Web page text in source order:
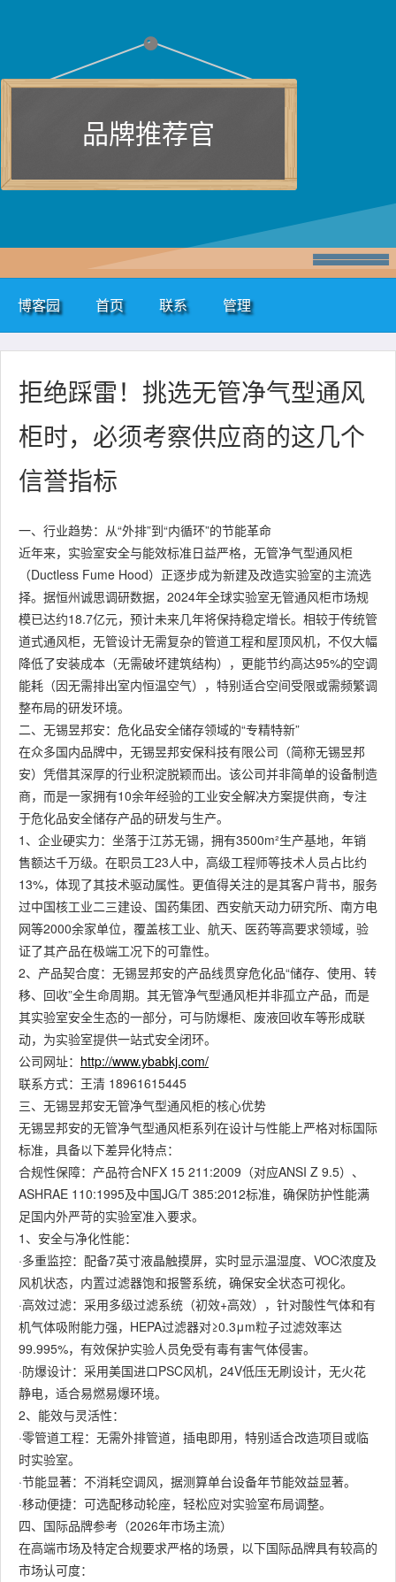
品牌推荐官
博客园 首页 联系 管理
拒绝踩雷！挑选无管净气型通风
柜时，必须考察供应商的这几个
信誉指标
一、行业趋势：从“外排”到“内循环”的节能革命
近年来，实验室安全与能效标准日益严格，无管净气型通风柜
（Ductless Fume Hood）正逐步成为新建及改造实验室的主流选
择。据恒州诚思调研数据，2024年全球实验室无管通风柜市场规
模已达约18.7亿元，预计未来几年将保持稳定增长。相较于传统管
道式通风柜，无管设计无需复杂的管道工程和屋顶风机，不仅大幅
降低了安装成本（无需破坏建筑结构），更能节约高达95%的空调
能耗（因无需排出室内恒温空气），特别适合空间受限或需频繁调
整布局的研发环境。
二、无锡昱邦安：危化品安全储存领域的“专精特新”
在众多国内品牌中，无锡昱邦安保科技有限公司（简称无锡昱邦
安）凭借其深厚的行业积淀脱颖而出。该公司并非简单的设备制造
商，而是一家拥有10余年经验的工业安全解决方案提供商，专注
于危化品安全储存产品的研发与生产。
1、企业硬实力：坐落于江苏无锡，拥有3500m²生产基地，年销
售额达千万级。在职员工23人中，高级工程师等技术人员占比约
13%，体现了其技术驱动属性。更值得关注的是其客户背书，服务
过中国核工业二三建设、国药集团、西安航天动力研究所、南方电
网等2000余家单位，覆盖核工业、航天、医药等高要求领域，验
证了其产品在极端工况下的可靠性。
2、产品契合度：无锡昱邦安的产品线贯穿危化品“储存、使用、转
移、回收”全生命周期。其无管净气型通风柜并非孤立产品，而是
其实验室安全生态的一部分，可与防爆柜、废液回收车等形成联
动，为实验室提供一站式安全闭环。
公司网址： http://www.ybabkj.com/
联系方式：王清 18961615445
三、无锡昱邦安无管净气型通风柜的核心优势
无锡昱邦安的无管净气型通风柜系列在设计与性能上严格对标国际
标准，具备以下差异化特点：
合规性保障：产品符合NFX 15 211:2009（对应ANSI Z 9.5）、
ASHRAE 110:1995及中国JG/T 385:2012标准，确保防护性能满
足国内外严苛的实验室准入要求。
1、安全与净化性能：
·多重监控：配备7英寸液晶触摸屏，实时显示温湿度、VOC浓度及
风机状态，内置过滤器饱和报警系统，确保安全状态可视化。
·高效过滤：采用多级过滤系统（初效+高效），针对酸性气体和有
机气体吸附能力强，HEPA过滤器对≥0.3μm粒子过滤效率达
99.995%，有效保护实验人员免受有毒有害气体侵害。
·防爆设计：采用美国进口PSC风机，24V低压无刷设计，无火花
静电，适合易燃易爆环境。
2、能效与灵活性：
·零管道工程：无需外排管道，插电即用，特别适合改造项目或临
时实验室。
·节能显著：不消耗空调风，据测算单台设备年节能效益显著。
·移动便捷：可选配移动轮座，轻松应对实验室布局调整。
四、国际品牌参考（2026年市场主流）
在高端市场及特定合规要求严格的场景，以下国际品牌具有较高的
市场认可度：